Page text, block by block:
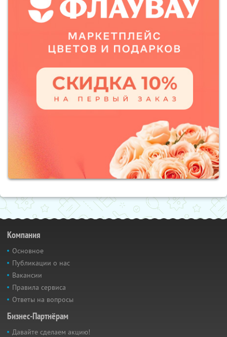
Компания
Основное
Публикации о нас
Вакансии
Правила сервиса
Ответы на вопросы
Бизнес-Партнёрам
Давайте сделаем акцию!